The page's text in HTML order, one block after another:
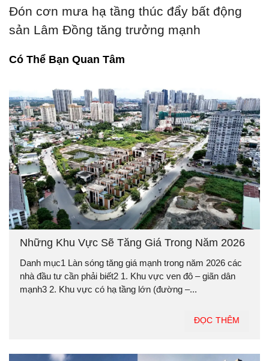
Đón cơn mưa hạ tầng thúc đẩy bất động
sản Lâm Đồng tăng trưởng mạnh
Có Thể Bạn Quan Tâm
Những Khu Vực Sẽ Tăng Giá Trong Năm 2026
Danh mục1 Làn sóng tăng giá mạnh trong năm 2026 các
nhà đầu tư cần phải biết2 1. Khu vực ven đô – giãn dân
mạnh3 2. Khu vực có hạ tầng lớn (đường –...
ĐỌC THÊM